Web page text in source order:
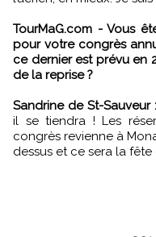
TourMaG.com - Vous
pour votre congrès
ce dernier est prévu en
de la reprise ?
Sandrine de St-Sauveur :
il se tiendra ! Les
congrès revienne à
dessus et ce sera la fête